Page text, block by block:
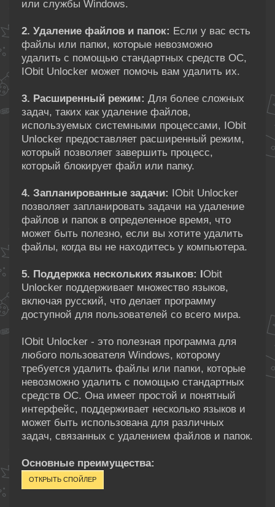
или службы Windows.
2. Удаление файлов и папок: Если у вас есть
файлы или папки, которые невозможно
удалить с помощью стандартных средств ОС,
IObit Unlocker может помочь вам удалить их.
3. Расширенный режим: Для более сложных
задач, таких как удаление файлов,
используемых системными процессами, IObit
Unlocker предоставляет расширенный режим,
который позволяет завершить процесс,
который блокирует файл или папку.
4. Запланированные задачи:
IObit Unlocker
позволяет запланировать задачи на удаление
файлов и папок в определенное время, что
может быть полезно, если вы хотите удалить
файлы, когда вы не находитесь у компьютера.
5. Поддержка нескольких языков: I Obit
Unlocker поддерживает множество языков,
включая русский, что делает программу
доступной для пользователей со всего мира.
IObit Unlocker - это полезная программа для
любого пользователя Windows, которому
требуется удалить файлы или папки, которые
невозможно удалить с помощью стандартных
средств ОС. Она имеет простой и понятный
интерфейс, поддерживает несколько языков и
может быть использована для различных
задач, связанных с удалением файлов и папок.
Основные преимущества: